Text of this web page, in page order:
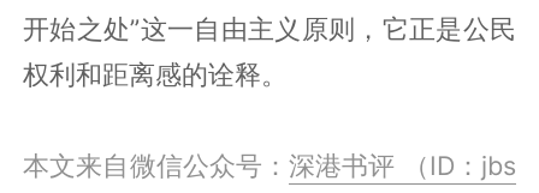
开始之处”这一自由主义原则，它正是公民
权利和距离感的诠释。
本文来自微信公众号：深港书评 （ID：jbs